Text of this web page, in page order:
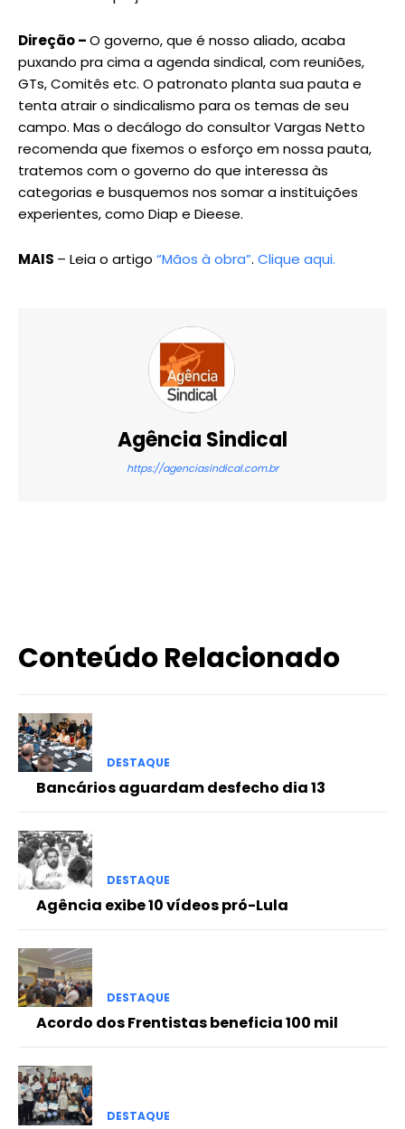
Direção –O governo, que é nosso aliado, acaba
puxando pra cima a agenda sindical, com reuniões,
GTs, Comitês etc. O patronato planta sua pauta e
tenta atrair o sindicalismo para os temas de seu
campo. Mas o decálogo do consultor Vargas Netto
recomenda que fixemos o esforço em nossa pauta,
tratemos com o governo do que interessa às
categorias e busquemos nos somar a instituições
experientes, como Diap e Dieese.
MAIS – Leia o artigo “Mãos à obra”. Clique aqui.
Agência Sindical
https://agenciasindical.com.br
Conteúdo Relacionado
DESTAQUE
Bancários aguardam desfecho dia 13
DESTAQUE
Agência exibe 10 vídeos pró-Lula
DESTAQUE
Acordo dos Frentistas beneficia 100 mil
DESTAQUE